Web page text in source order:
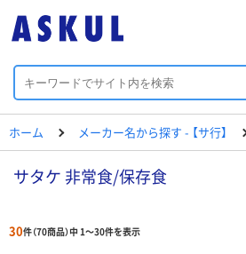
ホーム メーカー名から探す - 【サ行】
サタケ 非常食/保存食
30件（70商品）中 1～30件を表示